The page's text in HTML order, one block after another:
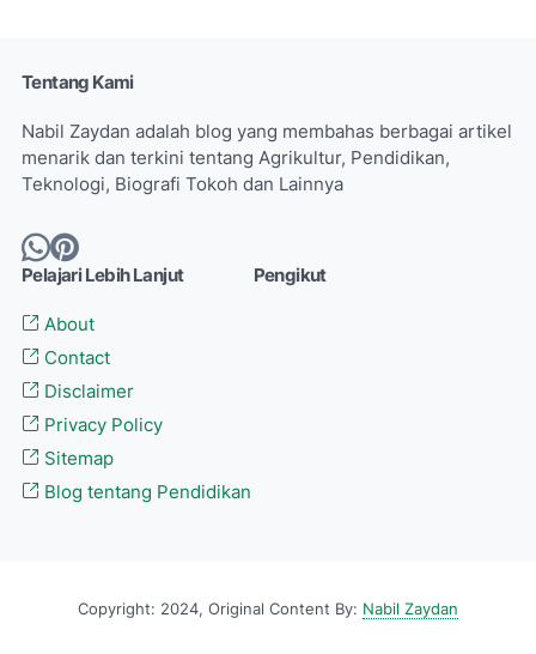
Tentang Kami
Nabil Zaydan adalah blog yang membahas berbagai artikel
menarik dan terkini tentang Agrikultur, Pendidikan,
Teknologi, Biografi Tokoh dan Lainnya
Pelajari Lebih Lanjut
About
Contact
Disclaimer
Privacy Policy
Sitemap
Blog tentang Pendidikan
Pengikut
Copyright: 2024, Original Content By: Nabil Zaydan